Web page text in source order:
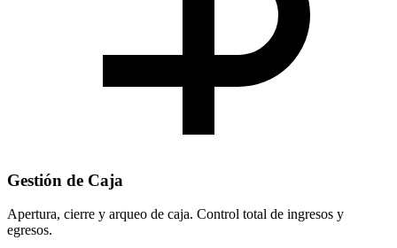
Gestión de Caja
Apertura, cierre y arqueo de caja. Control total de ingresos y
egresos.